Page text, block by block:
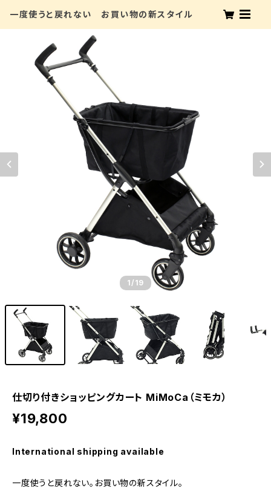
一度使うと戻れない お買い物の新スタイル
1 /19
仕切り付きショッピングカート MiMoCa（ミモカ）
¥19,800
International shipping available
一度使うと戻れない。お買い物の新スタイル。